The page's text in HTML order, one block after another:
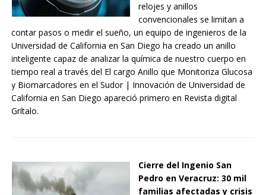
relojes y anillos
convencionales se limitan a
contar pasos o medir el sueño, un equipo de ingenieros de la
Universidad de California en San Diego ha creado un anillo
inteligente capaz de analizar la química de nuestro cuerpo en
tiempo real a través del El cargo Anillo que Monitoriza Glucosa
y Biomarcadores en el Sudor | Innovación de Universidad de
California en San Diego apareció primero en Revista digital
Grítalo.
Cierre del Ingenio San
Pedro en Veracruz: 30 mil
familias afectadas y crisis